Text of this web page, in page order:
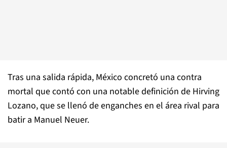
Tras una salida rápida, México concretó una contra
mortal que contó con una notable definición de Hirving
Lozano, que se llenó de enganches en el área rival para
batir a Manuel Neuer.